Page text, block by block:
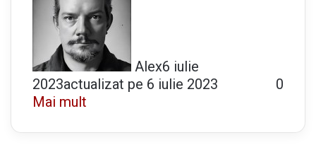
Alex6 iulie
2023actualizat pe 6 iulie 2023
0
Mai mult